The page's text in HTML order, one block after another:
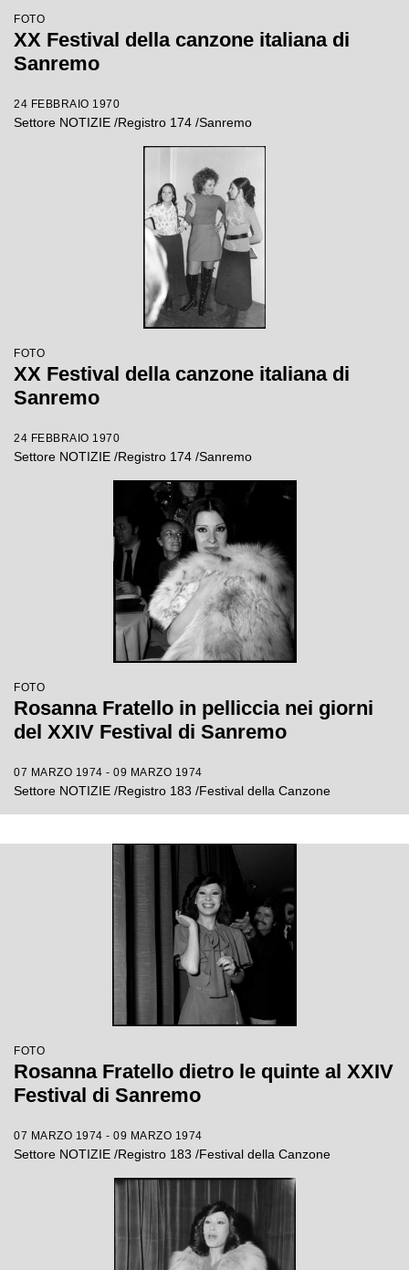
FOTO
XX Festival della canzone italiana di
Sanremo
24 FEBBRAIO 1970
Settore NOTIZIE /Registro 174 /Sanremo
FOTO
XX Festival della canzone italiana di
Sanremo
24 FEBBRAIO 1970
Settore NOTIZIE /Registro 174 /Sanremo
FOTO
Rosanna Fratello in pelliccia nei giorni
del XXIV Festival di Sanremo
07 MARZO 1974 - 09 MARZO 1974
Settore NOTIZIE /Registro 183 /Festival della Canzone
FOTO
Rosanna Fratello dietro le quinte al XXIV
Festival di Sanremo
07 MARZO 1974 - 09 MARZO 1974
Settore NOTIZIE /Registro 183 /Festival della Canzone